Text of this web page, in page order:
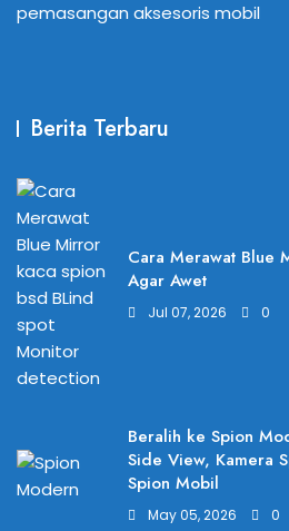
pemasangan aksesoris mobil
Berita Terbaru
Cara Merawat Blue
Agar Awet
Jul 07, 2026 0
Beralih ke Spion
Side View, Kamera
Spion Mobil
May 05, 2026 0